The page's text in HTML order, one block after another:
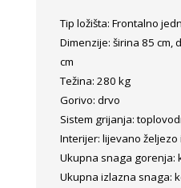
Tip ložišta: Frontalno
Dimenzije: širina 85 cm,
cm
Težina: 280 kg
Gorivo: drvo
Sistem grijanja:
Interijer: lijevano
Ukupna snaga gorenja:
Ukupna izlazna snaga: